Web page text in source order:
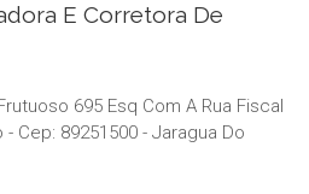
E Corretora De
695 Esq Com A Rua Fiscal
- Cep: 89251500 - Jaragua Do